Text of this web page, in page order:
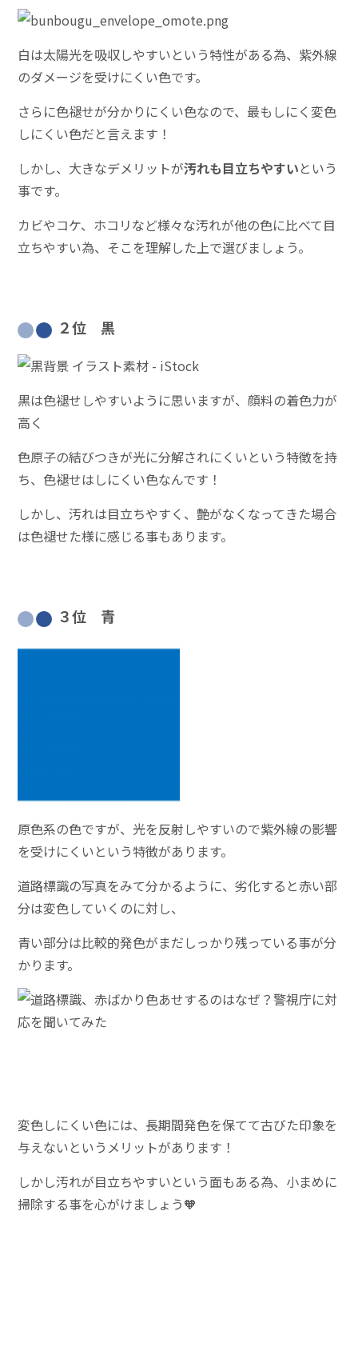
白は太陽光を吸収しやすいという特性がある為、紫外線
のダメージを受けにくい色です。
さらに色褪せが分かりにくい色なので、最もしにく変色
しにくい色だと言えます！
しかし、大きなデメリットが汚れも目立ちやすいという
事です。
カビやコケ、ホコリなど様々な汚れが他の色に比べて目
立ちやすい為、そこを理解した上で選びましょう。
２位 黒
黒は色褪せしやすいように思いますが、顔料の着色力が
高く
色原子の結びつきが光に分解されにくいという特徴を持
ち、色褪せはしにくい色なんです！
しかし、汚れは目立ちやすく、艶がなくなってきた場合
は色褪せた様に感じる事もあります。
３位 青
原色系の色ですが、光を反射しやすいので紫外線の影響
を受けにくいという特徴があります。
道路標識の写真をみて分かるように、劣化すると赤い部
分は変色していくのに対し、
青い部分は比較的発色がまだしっかり残っている事が分
かります。
変色しにくい色には、長期間発色を保てて古びた印象を
与えないというメリットがあります！
しかし汚れが目立ちやすいという面もある為、小まめに
掃除する事を心がけましょう🧡